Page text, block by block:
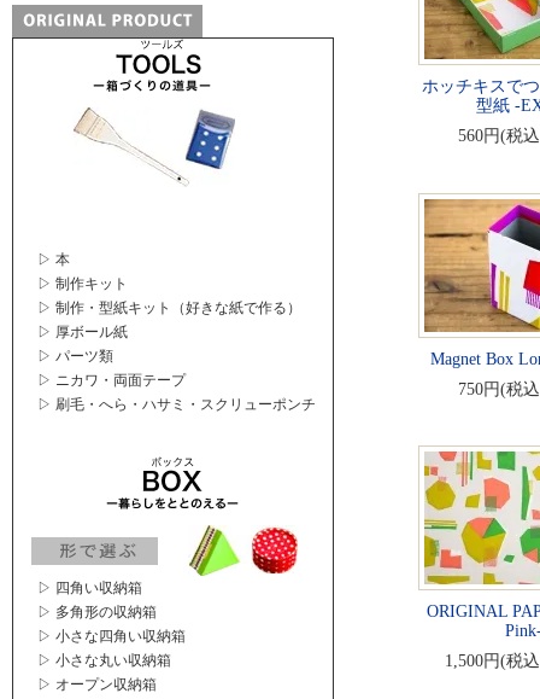
▷ 本
▷ 制作キット
▷ 制作・型紙キット（好きな紙で作る）
▷ 厚ボール紙
▷ パーツ類
▷ ニカワ・両面テープ
▷ 刷毛・へら・ハサミ・スクリューポンチ
▷ 四角い収納箱
▷ 多角形の収納箱
▷ 小さな四角い収納箱
▷ 小さな丸い収納箱
▷ オープン収納箱
ホッチキスで
型紙 -
560円(税
Magnet Box
750円(税
ORIGINAL
1,500円(税